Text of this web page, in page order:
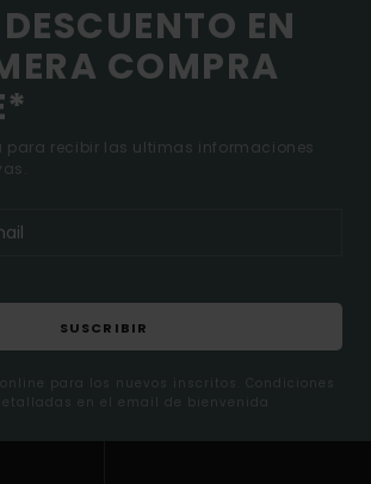
EN
COMPRA
para recibir las ultimas informaciones
SUSCRIBIR
para los nuevos inscritos. Condiciones
en el email de bienvenida